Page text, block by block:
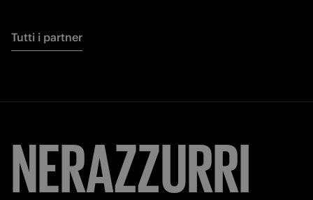
Tutti i partner
NERAZZURRI